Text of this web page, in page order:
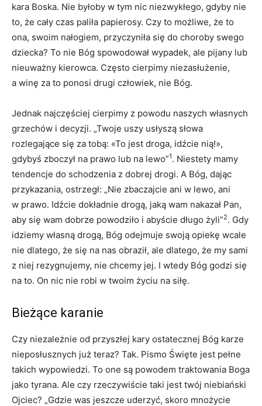
kara Boska. Nie byłoby w tym nic niezwykłego, gdyby nie
to, że cały czas paliła papierosy. Czy to możliwe, że to
ona, swoim nałogiem, przyczyniła się do choroby swego
dziecka? To nie Bóg spowodował wypadek, ale pijany lub
nieuważny kierowca. Często cierpimy niezasłużenie,
a winę za to ponosi drugi człowiek, nie Bóg.
Jednak najczęściej cierpimy z powodu naszych własnych
grzechów i decyzji. „Twoje uszy usłyszą słowa
rozlegające się za tobą: «To jest droga, idźcie nią!»,
gdybyś zboczył na prawo lub na lewo”1. Niestety mamy
tendencje do schodzenia z dobrej drogi. A Bóg, dając
przykazania, ostrzegł: „Nie zbaczajcie ani w lewo, ani
w prawo. Idźcie dokładnie drogą, jaką wam nakazał Pan,
aby się wam dobrze powodziło i abyście długo żyli”2. Gdy
idziemy własną drogą, Bóg odejmuje swoją opiekę wcale
nie dlatego, że się na nas obraził, ale dlatego, że my sami
z niej rezygnujemy, nie chcemy jej. I wtedy Bóg godzi się
na to. On nic nie robi w twoim życiu na siłę.
Bieżące karanie
Czy niezależnie od przyszłej kary ostatecznej Bóg karze
nieposłusznych już teraz? Tak. Pismo Święte jest pełne
takich wypowiedzi. To one są powodem traktowania Boga
jako tyrana. Ale czy rzeczywiście taki jest twój niebiański
Ojciec? „Gdzie was jeszcze uderzyć, skoro mnożycie